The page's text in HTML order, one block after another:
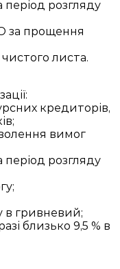
розгляду
за прощення
листа.
кредиторів,
вимог
розгляду
в гривневий;
близько 9,5 % в